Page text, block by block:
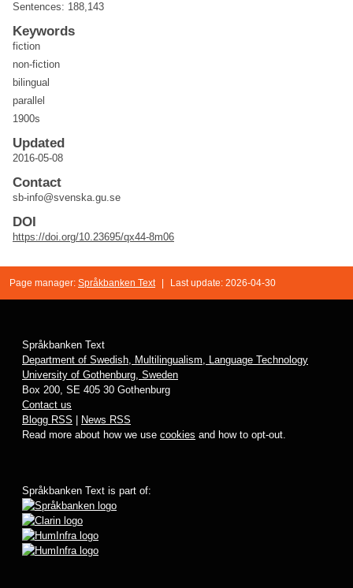
Sentences: 188,143
Keywords
fiction
non-fiction
bilingual
parallel
1900s
Updated
2016-05-08
Contact
sb-info@svenska.gu.se
DOI
https://doi.org/10.23695/qx44-8m06
Page manager: Språkbanken Text Last update: 2026-04-30
Språkbanken Text
Department of Swedish, Multilingualism, Language Technology
University of Gothenburg, Sweden
Box 200, SE 405 30 Gothenburg
Contact us
Blogg RSS
News RSS
Read more about how we use cookies and how to opt-out.
Språkbanken Text is part of: